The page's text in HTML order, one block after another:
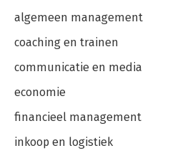
algemeen management
coaching en trainen
communicatie en media
economie
financieel management
inkoop en logistiek